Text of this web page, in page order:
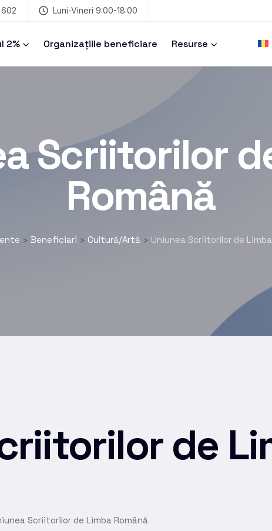
Luni-Vineri 9:00-18:00
2% Organizațiile beneficiare Resurse
Scriitorilor
Română
> Beneficiari > Cultură/Artă > Uniunea Scriitorilor de
de
Scriitorilor de Limba Română